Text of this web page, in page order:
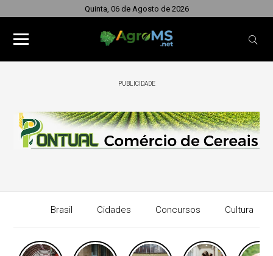
Quinta, 06 de Agosto de 2026
PUBLICIDADE
Brasil Cidades Concursos Cultura